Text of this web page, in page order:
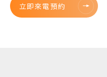
立即來電預約